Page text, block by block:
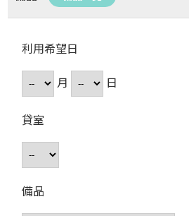
利用希望日
月
日
貸室
備品